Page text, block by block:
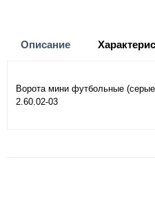
Описание
Ворота мини футбольные
2.60.02-03